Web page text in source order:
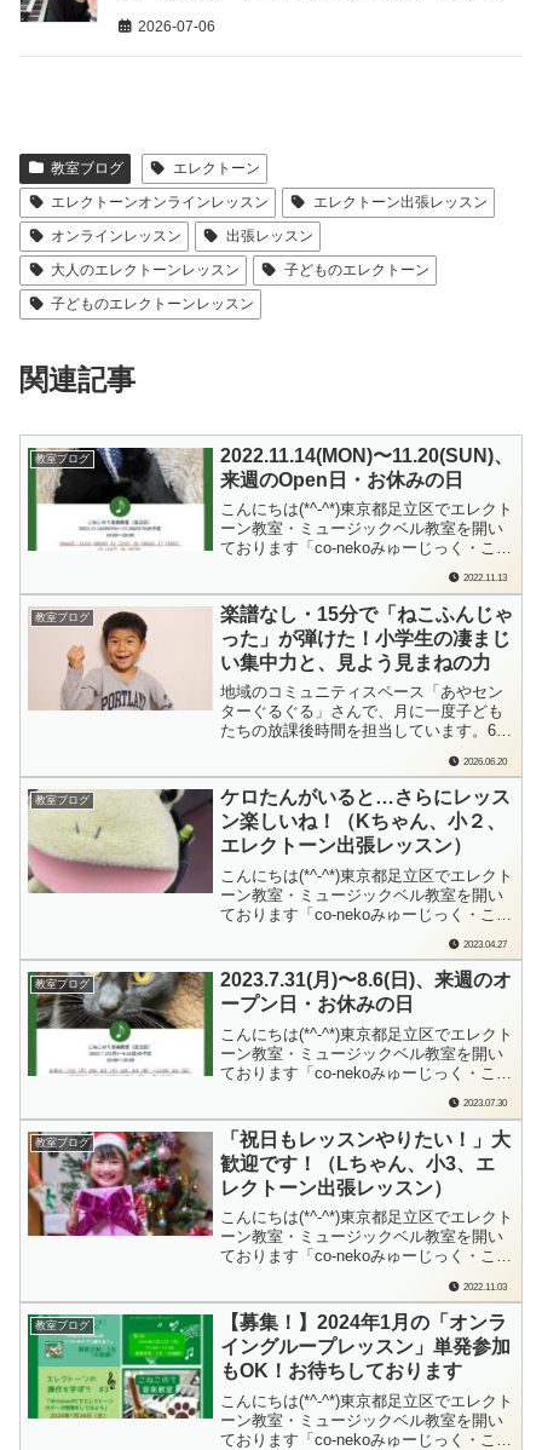
2026-07-06
教室ブログ
エレクトーン
エレクトーンオンラインレッスン
エレクトーン出張レッスン
オンラインレッスン
出張レッスン
大人のエレクトーンレッスン
子どものエレクトーン
子どものエレクトーンレッスン
関連記事
教室ブログ
2022.11.14(MON)〜11.20(SUN)、
来週のOpen日・お休みの日
こんにちは(*^-^*)東京都足立区でエレクト
ーン教室・ミュージックベル教室を開い
ております「co-nekoみゅーじっく・こね
す。明日11/14（月）から11/20（日）ま
での、教室Open日・お休みの日をお知ら
せします。「来週1週間分の教室の予定」
を、日曜日にお知...
2022.11.13
教室ブログ
楽譜なし・15分で「ねこふんじゃ
った」が弾けた！小学生の凄まじ
い集中力と、見よう見まねの力
地域のコミュニティスペース「あやセン
ターぐるぐる」さんで、月に一度子ども
たちの放課後時間を担当しています。6月
たのですが、その直後に驚くべき光景に
立ち会いました！ほぼ初めてピアノを触
るという小学生の男の子が、スマホの画
面と格闘しながら「ねこふんじゃった」
を弾きたい...
2026.06.20
教室ブログ
ケロたんがいると…さらにレッス
ン楽しいね！（Kちゃん、小２、
エレクトーン出張レッスン）
こんにちは(*^-^*)東京都足立区でエレクト
ーン教室・ミュージックベル教室を開い
ております「co-nekoみゅーじっく・こね
す。「そういえばKちゃん、ケロたんに
会ったことないね！」「ケロたん？だ
れ？」そうなんです、Kちゃん、こねこ
のて音楽教室（足立区）マスコットキ...
2023.04.27
教室ブログ
2023.7.31(月)〜8.6(日)、来週のオ
ープン日・お休みの日
こんにちは(*^-^*)東京都足立区でエレクト
ーン教室・ミュージックベル教室を開い
ております「co-nekoみゅーじっく・こね
す。毎週日曜日に、来週の教室オープン
日、おやすみの日をお知らせしておりま
す。7/31（月）～8/6（日）までの教室
は…レッスンお休み：7/3...
2023.07.30
教室ブログ
「祝日もレッスンやりたい！」大
歓迎です！（Lちゃん、小3、エ
レクトーン出張レッスン）
こんにちは(*^-^*)東京都足立区でエレクト
ーン教室・ミュージックベル教室を開い
ております「co-nekoみゅーじっく・こね
す。こねこのて音楽教室（足立区）土日
祝日も通常通りレッスンOK！の音楽教室
なんです。そして、レッスン持ち時間
（回数）を毎月変えることもできる...
2022.11.03
教室ブログ
【募集！】2024年1月の「オンラ
イングループレッスン」単発参加
もOK！お待ちしております
こんにちは(*^-^*)東京都足立区でエレクト
ーン教室・ミュージックベル教室を開い
ております「co-nekoみゅーじっく・こね